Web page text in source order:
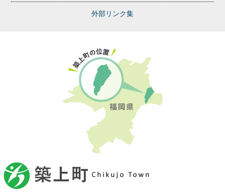
外部リンク集